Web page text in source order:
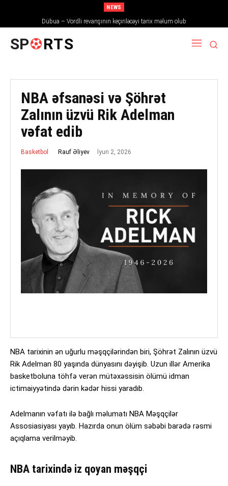
NEWS
Dübua – Vordli revanşının keçiriləcəyi tarix məlum olub
SP RTS
NBA əfsanəsi və Şöhrət
Zalının üzvü Rik Adelman
vəfat edib
Basketbol Rauf Əliyev İyun 2, 2026
NBA tarixinin ən uğurlu məşqçilərindən biri, Şöhrət Zalının üzvü
Rik Adelman 80 yaşında dünyasını dəyişib. Uzun illər Amerika
basketboluna töhfə verən mütəxəssisin ölümü idman
ictimaiyyətində dərin kədər hissi yaradıb.
Adelmanın vəfatı ilə bağlı məlumatı NBA Məşqçilər
Assosiasiyası yayıb. Hazırda onun ölüm səbəbi barədə rəsmi
açıqlama verilməyib.
NBA tarixində iz qoyan məşqçi